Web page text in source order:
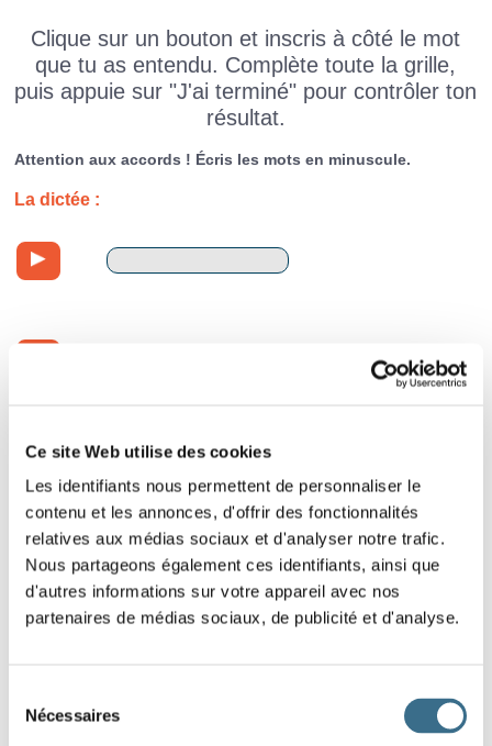
Ce site Web utilise des cookies
Les identifiants nous permettent de personnaliser le
contenu et les annonces, d'offrir des fonctionnalités
relatives aux médias sociaux et d'analyser notre trafic.
Nous partageons également ces identifiants, ainsi que
d'autres informations sur votre appareil avec nos
partenaires de médias sociaux, de publicité et d'analyse.
Nécessaires
Clique sur un bouton et inscris à côté le mot
que tu as entendu. Complète toute la grille,
puis appuie sur "J'ai terminé" pour contrôler ton
résultat.
Attention aux accords ! Écris les mots en minuscule.
La dictée :